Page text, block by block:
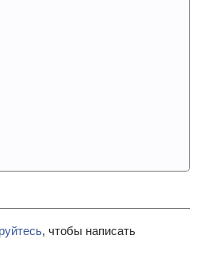
, чтобы написать